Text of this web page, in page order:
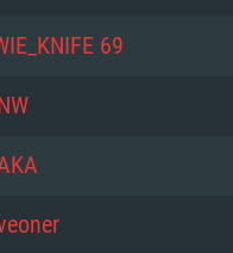
PC
10 (64
OS Big Sur
Linux 중 최
69